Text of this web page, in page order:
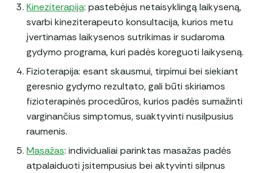
Kineziterapija: pastebėjus netaisyklingą laikyseną,
svarbi kineziterapeuto konsultacija, kurios metu
įvertinamas laikysenos sutrikimas ir sudaroma
gydymo programa, kuri padės koreguoti laikyseną.
Fizioterapija: esant skausmui, tirpimui bei siekiant
geresnio gydymo rezultato, gali būti skiriamos
fizioterapinės procedūros, kurios padės sumažinti
varginančius simptomus, suaktyvinti nusilpusius
raumenis.
Masažas: individualiai parinktas masažas padės
atpalaiduoti įsitempusius bei aktyvinti silpnus